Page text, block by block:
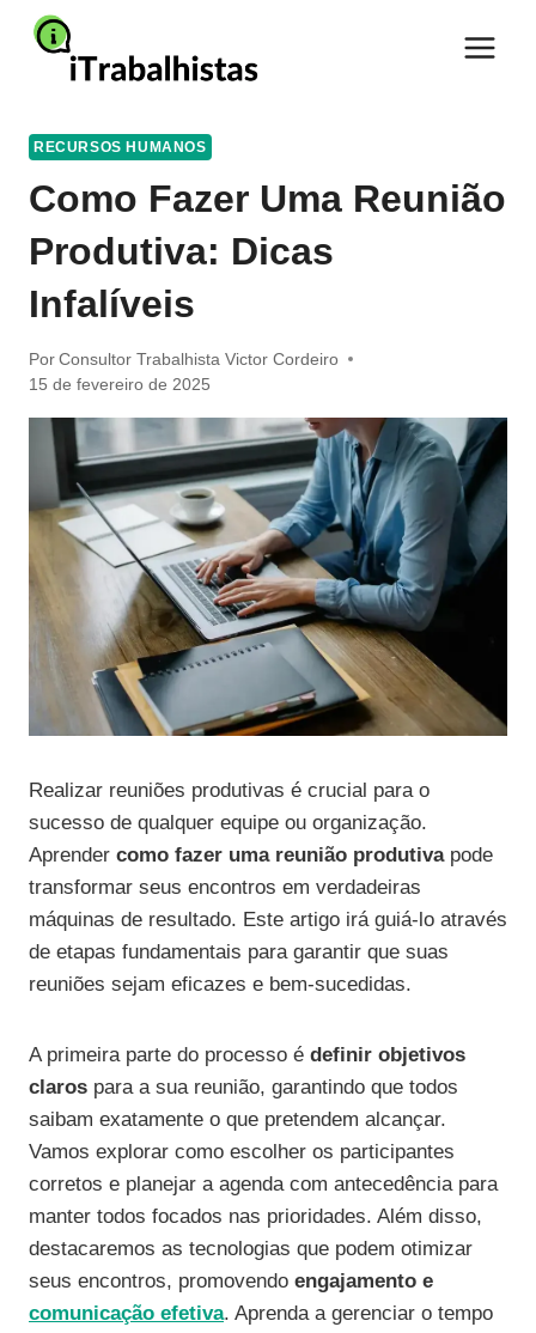
Pular
para
RECURSOS HUMANOS
Como Fazer Uma Reunião
Produtiva: Dicas
Infalíveis
Por Consultor Trabalhista Victor Cordeiro
15 de fevereiro de 2025
Realizar reuniões produtivas é crucial para o
sucesso de qualquer equipe ou organização.
Aprender como fazer uma reunião produtivapode
transformar seus encontros em verdadeiras
máquinas de resultado. Este artigo irá guiá-lo através
de etapas fundamentais para garantir que suas
reuniões sejam eficazes e bem-sucedidas.
A primeira parte do processo é definir objetivos
claros para a sua reunião, garantindo que todos
saibam exatamente o que pretendem alcançar.
Vamos explorar como escolher os participantes
corretos e planejar a agenda com antecedência para
manter todos focados nas prioridades. Além disso,
destacaremos as tecnologias que podem otimizar
seus encontros, promovendo engajamento e
comunicação efetiva. Aprenda a gerenciar o tempo